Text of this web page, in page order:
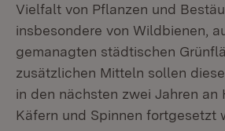
Vielfalt von Pflanzen und
insbesondere von Wildbienen,
gemanagten städtischen
zusätzlichen Mitteln sollen
in den nächsten zwei Jahren an
Käfern und Spinnen fortgesetzt